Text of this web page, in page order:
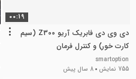
00:19
دی وی دی فابریک آریو Z300 (سیم
کارت خور) و کنترل فرمان
smartoption
755 نمایش
8 سال پیش